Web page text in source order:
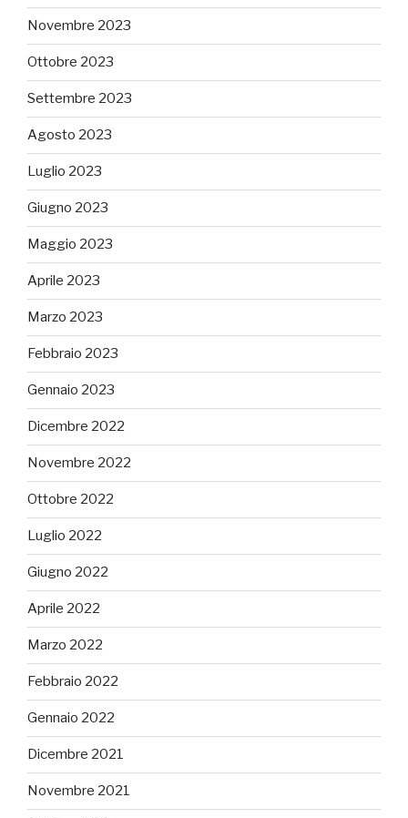
Novembre 2023
Ottobre 2023
Settembre 2023
Agosto 2023
Luglio 2023
Giugno 2023
Maggio 2023
Aprile 2023
Marzo 2023
Febbraio 2023
Gennaio 2023
Dicembre 2022
Novembre 2022
Ottobre 2022
Luglio 2022
Giugno 2022
Aprile 2022
Marzo 2022
Febbraio 2022
Gennaio 2022
Dicembre 2021
Novembre 2021